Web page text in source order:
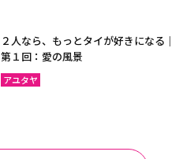
２人なら、もっとタイが好きになる｜
第１回：愛の風景
アユタヤ